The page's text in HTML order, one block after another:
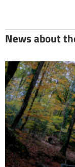
News about